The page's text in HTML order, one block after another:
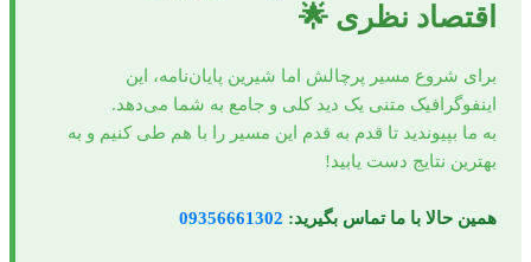
اقتصاد نظری 🌟
برای شروع مسیر پرچالش اما شیرین پایان‌نامه، این
اینفوگرافیک متنی یک دید کلی و جامع به شما می‌دهد.
به ما بپیوندید تا قدم به قدم این مسیر را با هم طی کنیم و به
بهترین نتایج دست یابید!
همین حالا با ما تماس بگیرید: 09356661302